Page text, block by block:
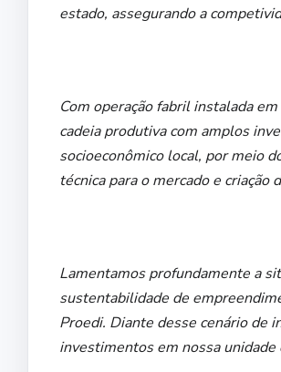
estado, assegurando a
Com operação fabril instalada
cadeia produtiva com amplos
socioeconômico local, por meio
técnica para o mercado e
Lamentamos profundamente a
sustentabilidade de
Proedi. Diante desse cenário de
investimentos em nossa unidade